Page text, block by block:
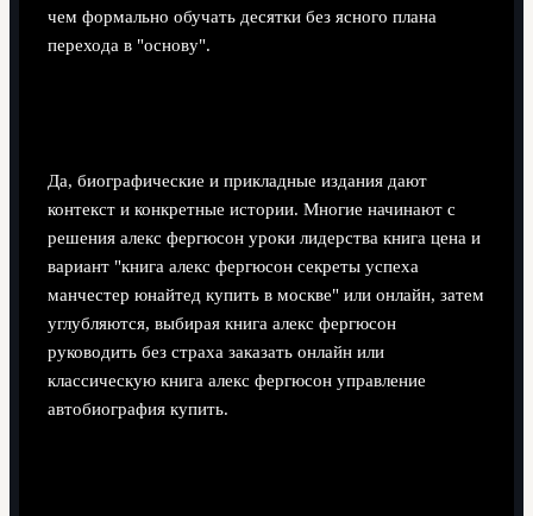
чем формально обучать десятки без ясного плана
перехода в "основу".
Да, биографические и прикладные издания дают
контекст и конкретные истории. Многие начинают с
решения алекс фергюсон уроки лидерства книга цена и
вариант "книга алекс фергюсон секреты успеха
манчестер юнайтед купить в москве" или онлайн, затем
углубляются, выбирая книга алекс фергюсон
руководить без страха заказать онлайн или
классическую книга алекс фергюсон управление
автобиография купить.